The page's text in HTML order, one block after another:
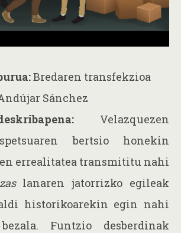
Bredaren transfekzioa
Sánchez
Velazquezen
bertsio honekin
errealitatea transmititu nahi
lanaren jatorrizko egileak
historikoarekin egin nahi
Funtzio desberdinak